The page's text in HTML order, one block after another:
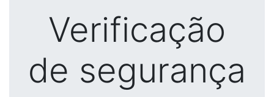
Verificação
de segurança